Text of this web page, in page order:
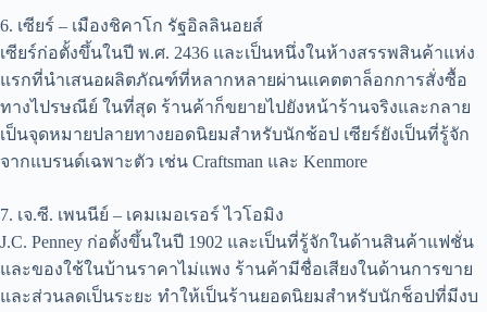
6. เซียร์ – เมืองชิคาโก รัฐอิลลินอยส์
เซียร์ก่อตั้งขึ้นในปี พ.ศ. 2436 และเป็นหนึ่งในห้างสรรพสินค้าแห่ง
แรกที่นำเสนอผลิตภัณฑ์ที่หลากหลายผ่านแคตตาล็อกการสั่งซื้อ
ทางไปรษณีย์ ในที่สุด ร้านค้าก็ขยายไปยังหน้าร้านจริงและกลาย
เป็นจุดหมายปลายทางยอดนิยมสำหรับนักช้อป เซียร์ยังเป็นที่รู้จัก
จากแบรนด์เฉพาะตัว เช่น Craftsman และ Kenmore
7. เจ.ซี. เพนนีย์ – เคมเมอเรอร์ ไวโอมิง
J.C. Penney ก่อตั้งขึ้นในปี 1902 และเป็นที่รู้จักในด้านสินค้าแฟชั่น
และของใช้ในบ้านราคาไม่แพง ร้านค้ามีชื่อเสียงในด้านการขาย
และส่วนลดเป็นระยะ ทำให้เป็นร้านยอดนิยมสำหรับนักช็อปที่มีงบ